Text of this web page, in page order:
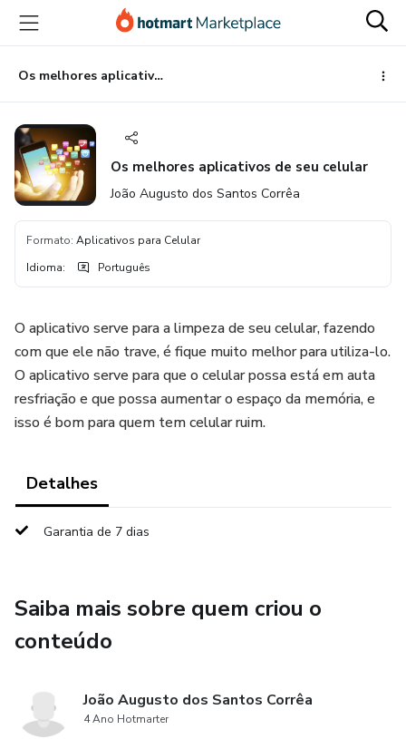
para
conteúdo
principal
para
pagamento
para
rodapé
Os melhores aplicativos de seu celular
Os melhores aplicativos de seu celular
João Augusto dos Santos Corrêa
Formato: Aplicativos para Celular
Idioma: Português
O aplicativo serve para a limpeza de seu celular, fazendo
com que ele não trave, é fique muito melhor para utiliza-lo.
O aplicativo serve para que o celular possa está em auta
resfriação e que possa aumentar o espaço da memória, e
isso é bom para quem tem celular ruim.
Detalhes
Garantia de 7 dias
Saiba mais sobre quem criou o
conteúdo
João Augusto dos Santos Corrêa
4 Ano Hotmarter